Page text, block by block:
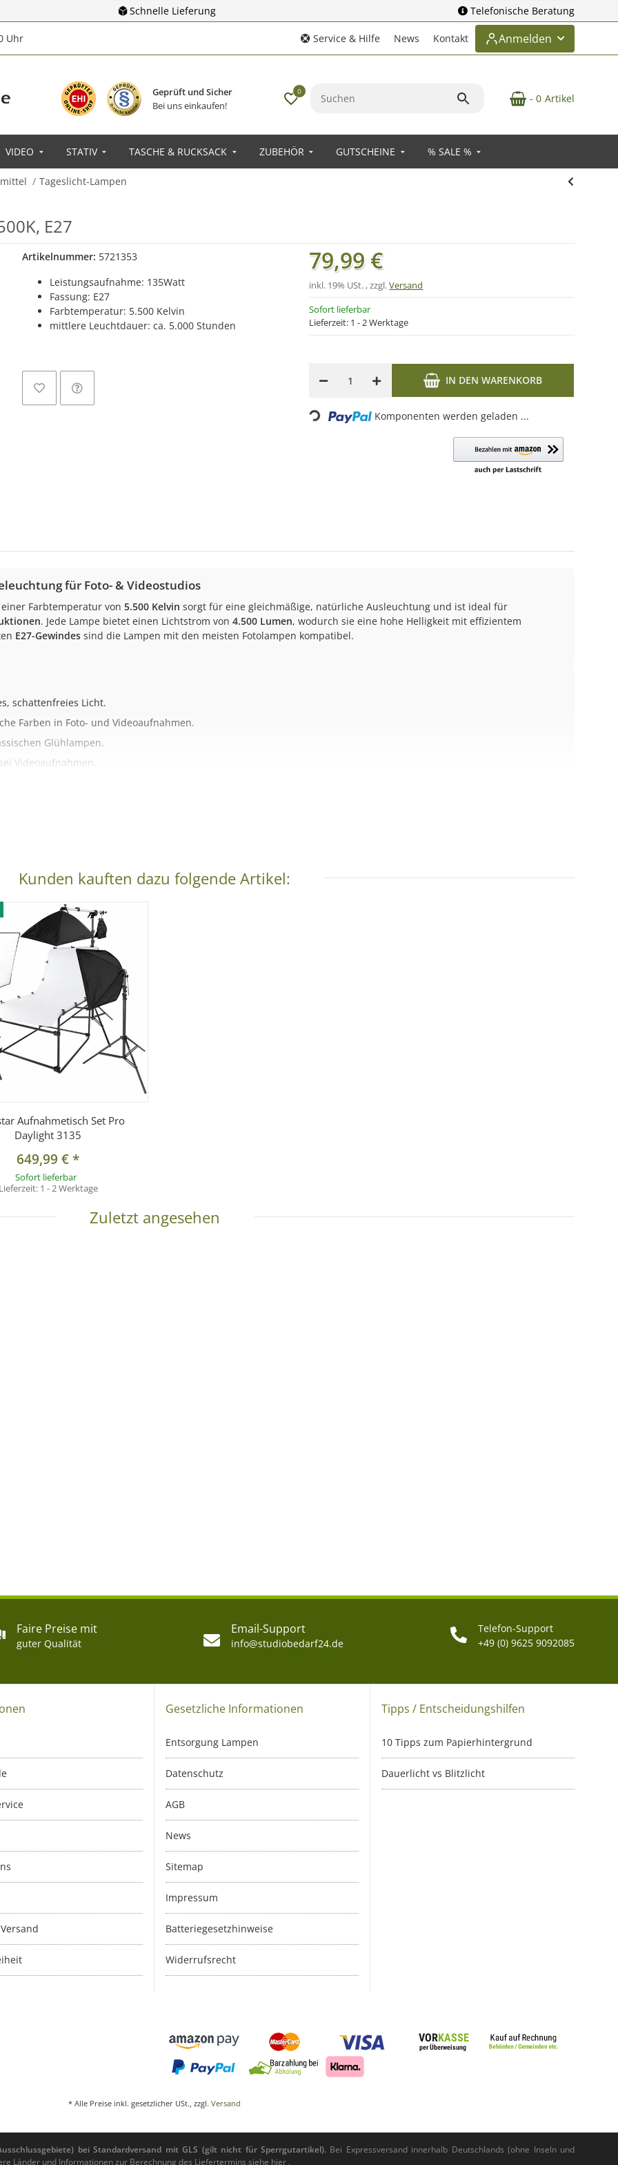
Schnelle Lieferung Telefonische Beratung
Uhr Service & Hilfe News Kontakt Anmelden
Geprüft und Sicher
Bei uns einkaufen!
0
- 0 Artikel
VIDEO STATIV TASCHE & RUCKSACK ZUBEHÖR GUTSCHEINE % SALE %
Tageslicht-Lampen
E27
Artikelnummer: 5721353
Leistungsaufnahme: 135Watt
Fassung: E27
Farbtemperatur: 5.500 Kelvin
mittlere Leuchtdauer: ca. 5.000 Stunden
Sofort lieferbar
Lieferzeit: 1 - 2 Werktage
79,99 €
inkl. 19% USt. , zzgl.Versand
IN DEN WARENKORB
Loading... Komponenten werden geladen ...
für Foto- & Videostudios
Farbtemperatur von 5.500 Kelvin sorgt für eine gleichmäßige, natürliche Ausleuchtung und ist ideal für
. Jede Lampe bietet einen Lichtstrom von 4.500 Lumen, wodurch sie eine hohe Helligkeit mit effizientem
E27-Gewindes sind die Lampen mit den meisten Fotolampen kompatibel.
schattenfreies Licht.
Farben in Foto- und Videoaufnahmen.
Glühlampen.
Videoaufnahmen.
von 4.500 Lumen
bei geringem Energieverbrauch erzielt.
nur handwarm
zum Vorgehen bei Beschädigung der Lampen finden Sie
Kunden kauften dazu folgende Artikel:
Aufnahmetisch Set Pro
Daylight 3135
649,99 €*
Sofort lieferbar
Lieferzeit: 1 - 2 Werktage
Zuletzt angesehen
Faire Preise mit
guter Qualität
Email-Support
info@studiobedarf24.de
Telefon-Support
+49 (0) 9625 9092085
Gesetzliche Informationen
Entsorgung Lampen
Datenschutz
AGB
News
Sitemap
Impressum
Batteriegesetzhinweise
Widerrufsrecht
Tipps / Entscheidungshilfen
10 Tipps zum Papierhintergrund
Dauerlicht vs Blitzlicht
* Alle Preise inkl. gesetzlicher USt., zzgl. Versand
bei Standardversand mit GLS (gilt nicht für Sperrgutartikel).Bei Expressversand innerhalb Deutschlands (ohne Inseln und
Länder und Informationen zur Berechnung des Liefertermins siehe hier .